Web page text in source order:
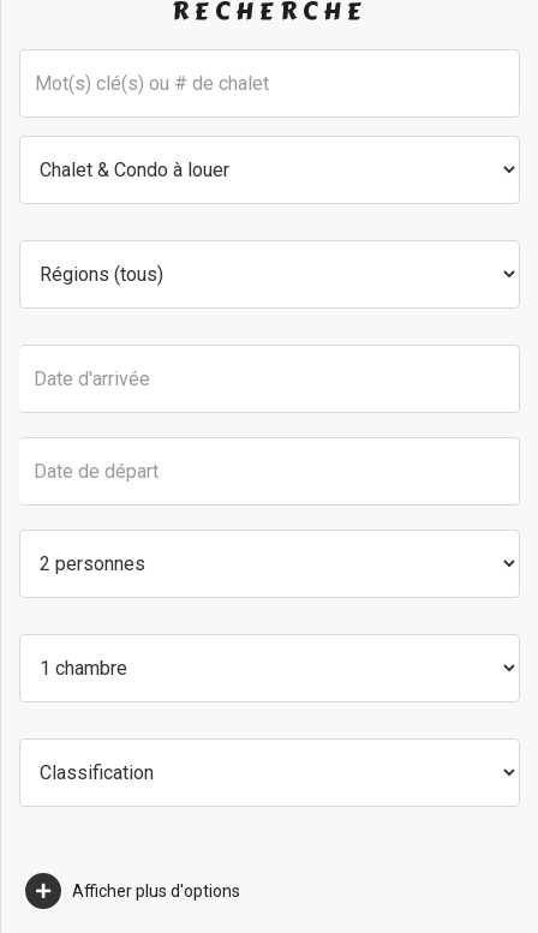
RECHERCHE
Afficher plus d'options